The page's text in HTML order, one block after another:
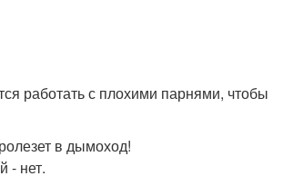
работать с плохими парнями, чтобы
в дымоход!
- нет.